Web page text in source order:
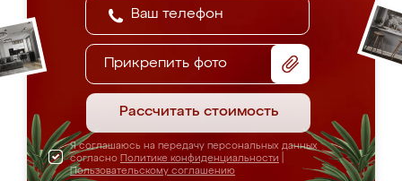
Прикрепить фото
Рассчитать стоимость
Я соглашаюсь на передачу персональных данных
согласно Политике конфиденциальности
Пользовательскому соглашению